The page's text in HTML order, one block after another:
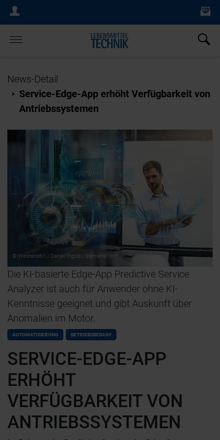
Login Menu
Home
News-Detail
Service-Edge-App erhöht Verfügbarkeit von
Antriebssystemen
© Westend61 / Daniel Ingold / Siemens
Die KI-basierte Edge-App Predictive Service
Analyzer ist auch für Anwender ohne KI-
Kenntnisse geeignet und gibt Auskunft über
Anomalien im Motor.
AUTOMATISIERUNG BETRIEBSBEDARF
SERVICE-EDGE-APP
ERHÖHT
VERFÜGBARKEIT VON
ANTRIEBSSYSTEMEN
×